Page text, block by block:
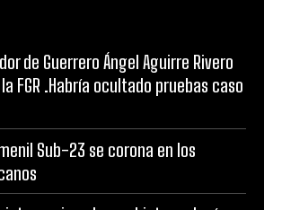
de Guerrero Ángel Aguirre Rivero
FGR .Habría ocultado pruebas caso
Sub-23 se corona en los